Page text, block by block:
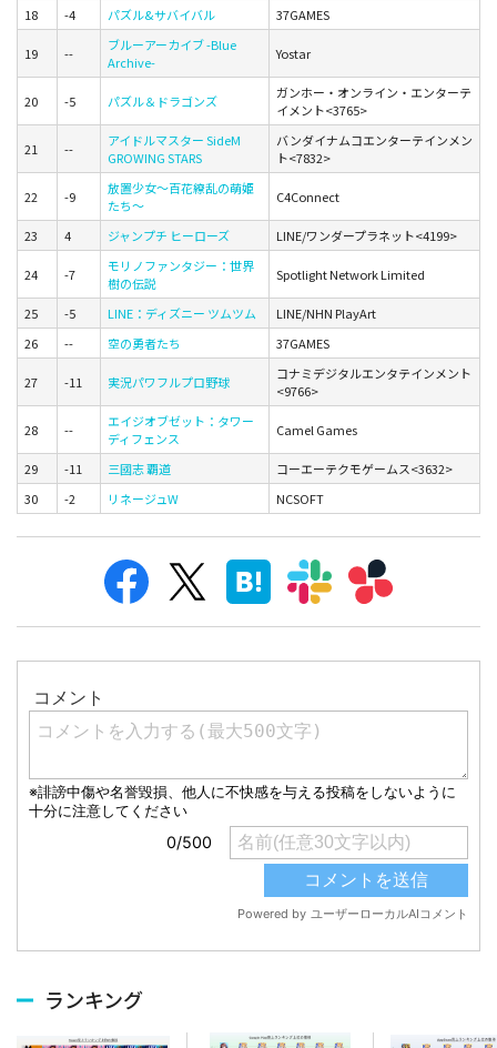
18 -4 パズル&サバイバル 37GAMES
19 --
ブルーアーカイブ -Blue
Archive-
Yostar
20 -5 パズル＆ドラゴンズ
ガンホー・オンライン・エンターテ
イメント<3765>
21 --
アイドルマスター SideM
GROWING STARS
バンダイナムコエンターテインメン
ト<7832>
22 -9
放置少女～百花繚乱の萌姫
たち～
C4Connect
23 4 ジャンプチ ヒーローズ LINE/ワンダープラネット<4199>
24 -7
モリノファンタジー：世界
樹の伝説
Spotlight Network Limited
25 -5 LINE：ディズニー ツムツム
LINE/NHN PlayArt
26
-- 空の勇者たち 37GAMES
27 -11 実況パワフルプロ野球
コナミデジタルエンタテインメント
<9766>
28 --
エイジオブゼット：タワー
ディフェンス
Camel Games
29 -11 三國志 覇道
コーエーテクモゲームス<3632>
30
-2 リネージュW NCSOFT
ランキング